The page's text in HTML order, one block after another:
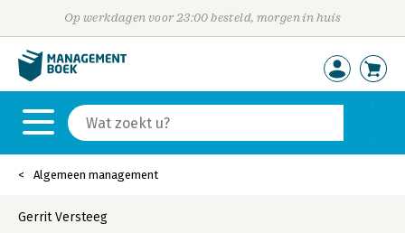
Op werkdagen voor 23:00 besteld, morgen in huis
Algemeen management
Gerrit Versteeg